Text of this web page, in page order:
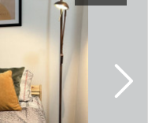
:25